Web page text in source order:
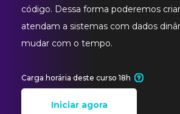
código. Dessa forma poderemos
atendam a sistemas com dados
mudar com o tempo.
Iniciar agora
Carga horária deste curso 18h